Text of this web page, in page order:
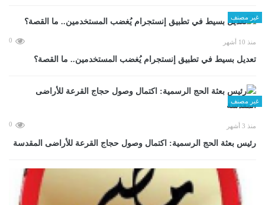
غير مصنف
منذ 10 أشهر 0
تعديل بسيط في تطبيق إنستجرام يُغضب المستخدمين.. ما القصة؟
غير مصنف
منذ 3 أشهر 0
رئيس بعثة الحج الرسمية: اكتمال وصول حجاج القرعة للأراضى المقدسة